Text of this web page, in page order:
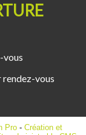
vous
rendez-vous
Pro- Création et